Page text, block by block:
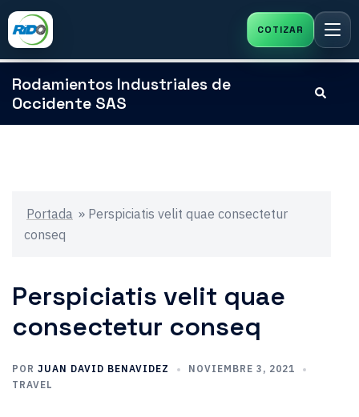
contenido
Rodamientos Industriales de
Occidente SAS
Buscar
Portada » Perspiciatis velit quae consectetur
conseq
Perspiciatis velit quae
consectetur conseq
POR JUAN DAVID BENAVIDEZ
NOVIEMBRE 3, 2021
TRAVEL